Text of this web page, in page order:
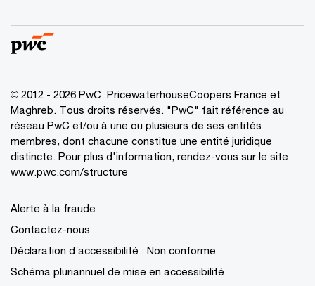
© 2012 - 2026 PwC. PricewaterhouseCoopers France et
Maghreb. Tous droits réservés. "PwC" fait référence au
réseau PwC et/ou à une ou plusieurs de ses entités
membres, dont chacune constitue une entité juridique
distincte. Pour plus d'information, rendez-vous sur le site
www.pwc.com/structure
Alerte à la fraude
Contactez-nous
Déclaration d’accessibilité : Non conforme
Schéma pluriannuel de mise en accessibilité